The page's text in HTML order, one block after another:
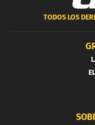
TODOS LOS